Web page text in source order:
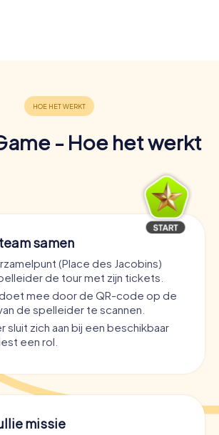
- Hoe het werkt
samen
(Place des Jacobins)
de tour met zijn tickets.
mee door de QR-code op de
de spelleider te scannen.
sluit zich aan bij een beschikbaar
een rol.
missie